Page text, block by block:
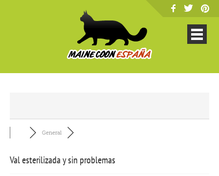
General
Val esterilizada y sin problemas